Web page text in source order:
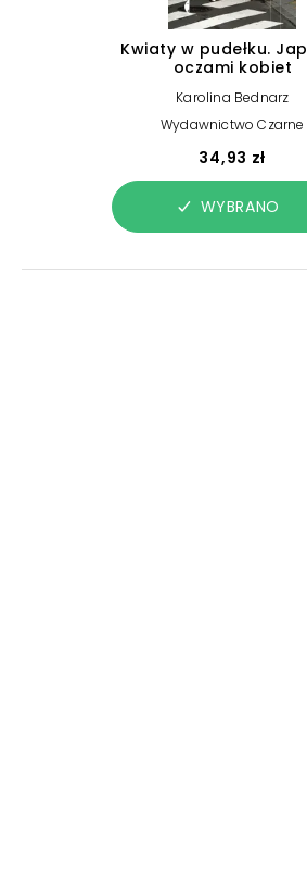
Kwiaty w pudełku.
oczami kobiet
Karolina Bednarz
Wydawnictwo Czarne
34,93 zł
WYBRANO